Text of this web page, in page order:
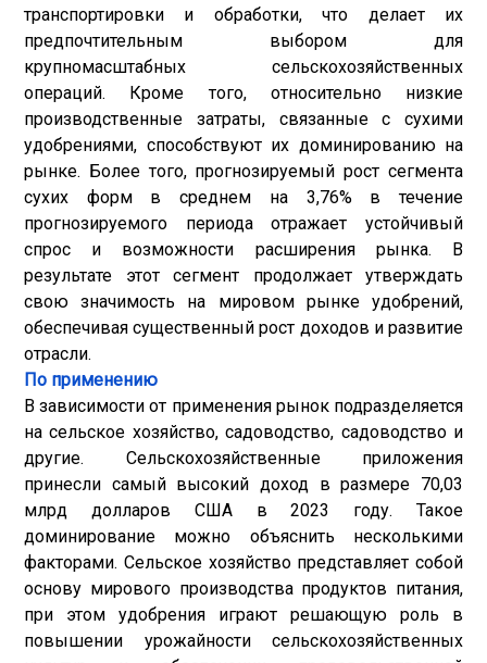
транспортировки и обработки, что делает их
предпочтительным выбором для
крупномасштабных сельскохозяйственных
операций. Кроме того, относительно низкие
производственные затраты, связанные с сухими
удобрениями, способствуют их доминированию на
рынке. Более того, прогнозируемый рост сегмента
сухих форм в среднем на 3,76% в течение
прогнозируемого периода отражает устойчивый
спрос и возможности расширения рынка. В
результате этот сегмент продолжает утверждать
свою значимость на мировом рынке удобрений,
обеспечивая существенный рост доходов и развитие
отрасли.
По применению
В зависимости от применения рынок подразделяется
на сельское хозяйство, садоводство, садоводство и
другие. Сельскохозяйственные приложения
принесли самый высокий доход в размере 70,03
млрд долларов США в 2023 году. Такое
доминирование можно объяснить несколькими
факторами. Сельское хозяйство представляет собой
основу мирового производства продуктов питания,
при этом удобрения играют решающую роль в
повышении урожайности сельскохозяйственных